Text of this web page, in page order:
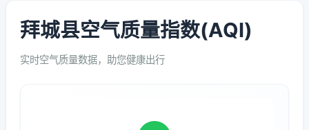
拜城县空气质量指数(AQI)
实时空气质量数据，助您健康出行